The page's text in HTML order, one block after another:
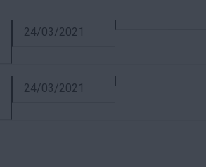
24/03/2021
24/03/2021